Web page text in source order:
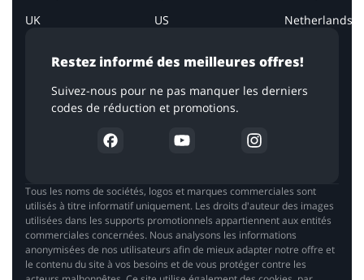
Restez informé des meilleures offres!
Suivez-nous pour ne pas manquer les derniers
codes de réduction et promotions.
UK
US Netherlands
Tous les noms de sociétés, logos et marques commerciales sont
utilisés à titre informatif uniquement. Les droits d'auteur des images
utilisées dans les supports promotionnels appartiennent aux entités
commerciales concernées. Nous analysons les informations
anonymisées de nos utilisateurs afin de mieux adapter notre offre et
le contenu du site à vos besoins et de vous protéger contre les